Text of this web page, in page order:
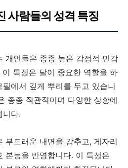
사람들의 성격 특징
개인들은 종종 높은 감정적 민감
특징은 달이 중요한 역할을 하
에서 깊게 뿌리를 두고 있습니
종종 직관적이며 다양한 상황에
니다.
부드러운 내면을 감추고, 게자리
본능을 반영합니다. 이 특성은